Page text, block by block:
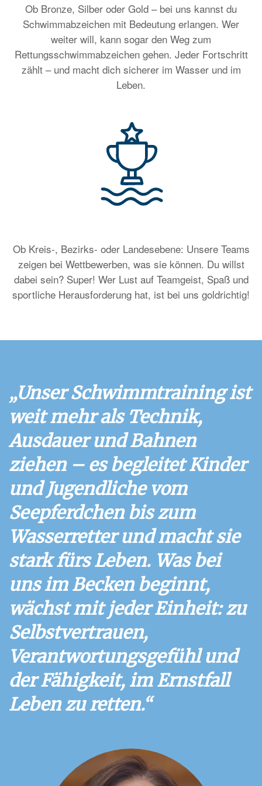
Ob Bronze, Silber oder Gold – bei uns kannst du
Schwimmabzeichen mit Bedeutung erlangen. Wer
weiter will, kann sogar den Weg zum
Rettungsschwimmabzeichen gehen. Jeder Fortschritt
zählt – und macht dich sicherer im Wasser und im
Leben.
Ob Kreis-, Bezirks- oder Landesebene: Unsere Teams
zeigen bei Wettbewerben, was sie können. Du willst
dabei sein? Super! Wer Lust auf Teamgeist, Spaß und
sportliche Herausforderung hat, ist bei uns goldrichtig!
„Unser Schwimmtraining ist
weit mehr als Technik,
Ausdauer und Bahnen
ziehen – es begleitet Kinder
und Jugendliche vom
Seepferdchen bis zum
Wasserretter und macht sie
stark fürs Leben. Was bei
uns im Becken beginnt,
wächst mit jeder Einheit: zu
Selbstvertrauen,
Verantwortungsgefühl und
der Fähigkeit, im Ernstfall
Leben zu retten.“